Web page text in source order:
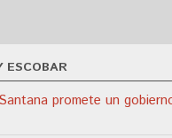
ESCOBAR
promete un